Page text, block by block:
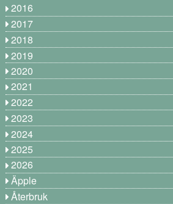
2016
2017
2018
2019
2020
2021
2022
2023
2024
2025
2026
Äpple
Återbruk